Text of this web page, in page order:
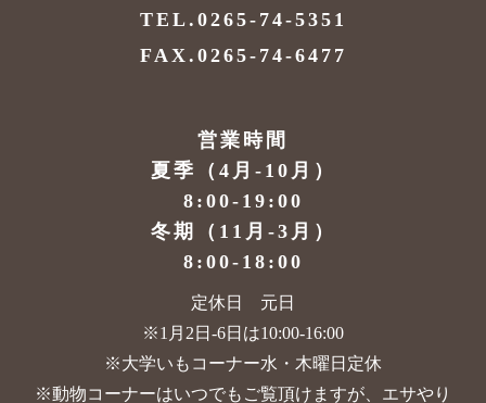
TEL.0265-74-5351
FAX.0265-74-6477
営業時間
夏季（4月-10月）
8:00-19:00
冬期（11月-3月）
8:00-18:00
定休日 元日
※1月2日-6日は10:00-16:00
※大学いもコーナー水・木曜日定休
※動物コーナーはいつでもご覧頂けますが、 エサやり